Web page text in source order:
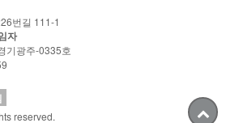
번길 111-1
자
기광주-0335호
reserved.